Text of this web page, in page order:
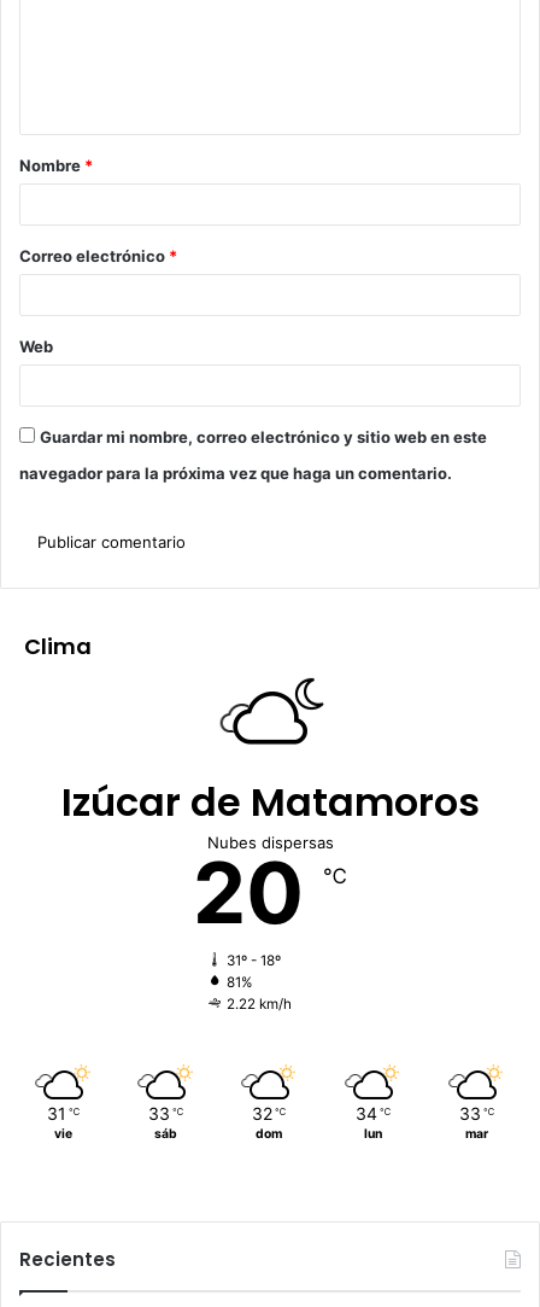
Nombre *
Correo electrónico *
Web
Guardar mi nombre, correo electrónico y sitio web en este
navegador para la próxima vez que haga un comentario.
Clima
Izúcar de Matamoros
Nubes dispersas
20 ℃
31º - 18º
81%
2.22 km/h
31 ℃
vie
33 ℃
sáb
32 ℃
dom
34 ℃
lun
33 ℃
mar
Recientes